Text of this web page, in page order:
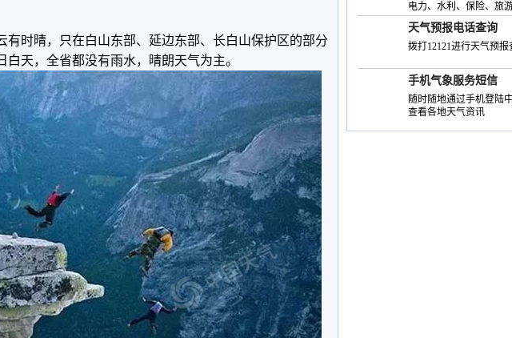
有时晴，只在白山东部、延边东部、长白山保护区的部分
天，全省都没有雨水，晴朗天气为主。
电力、水利、保险、旅
天气预报电话查询
拨打12121进行天气预报
手机气象服务短信
随时随地通过手机登陆
查看各地天气资讯